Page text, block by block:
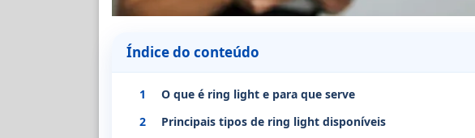
Índice do conteúdo
1
O que é ring light e para que serve
2
Principais tipos de ring light disponíveis